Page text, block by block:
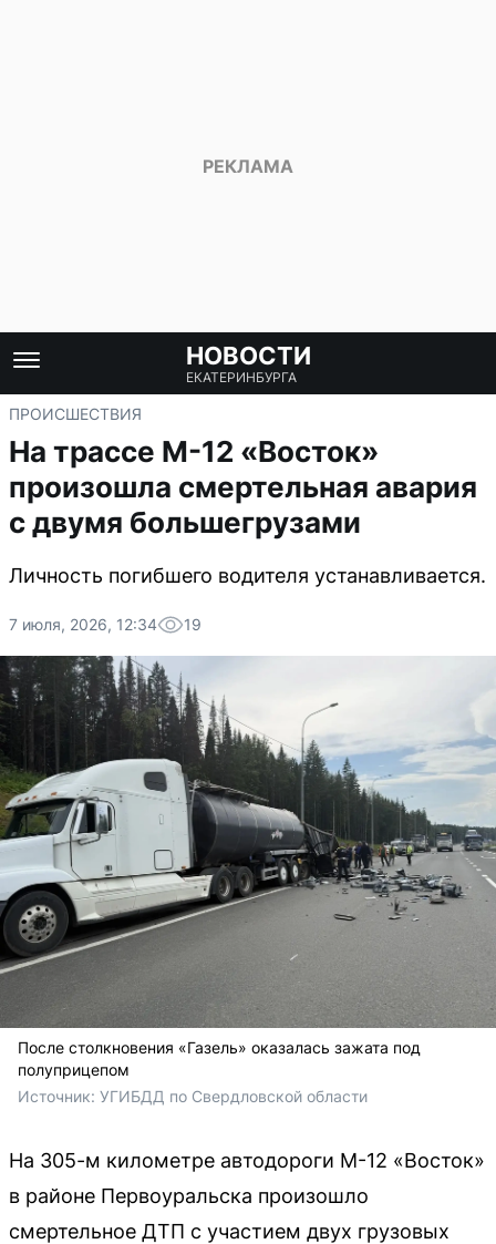
НОВОСТИ
ЕКАТЕРИНБУРГА
ПРОИСШЕСТВИЯ
На трассе М-12 «Восток»
произошла смертельная авария
с двумя большегрузами
Личность погибшего водителя устанавливается.
7 июля, 2026, 12:34 19
После столкновения «Газель» оказалась зажата под
полуприцепом
Источник: УГИБДД по Свердловской области
На 305-м километре автодороги М-12 «Восток»
в районе Первоуральска произошло
смертельное ДТП с участием двух грузовых